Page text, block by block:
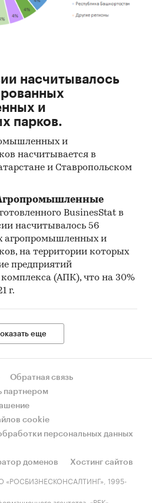
мировые
тушения пожаров
по сегментам.
противопожарной
темпами. По
наиболее авторитетного
рынок систем
MarketsandMarkets,
обороты в мире составили
а оценочное значение на
то к 2022 году они
*** млрд. долл., что
росте в ***% в год.
включены такие
от продаж датчиков-
элементов пожарных
огнетушителей и прочих
а также выручка от
по мониторингу и
рынок растет быстрее –
по данным компании
комплексные решения»,
в 2016 году его объем
долл., то по результатам
объема до *** млн.
пандемии
заметить из
насчитывалось
и
парков.
и
насчитывается в
и Ставропольском
BusinesStat в
насчитывалось 56
агропромышленных и
на территории которых
предприятий
(АПК), что на 30%
г.
еще
Обратная связь
партнером
cookie
персональных данных
доменов
Хостинг сайтов
1995-